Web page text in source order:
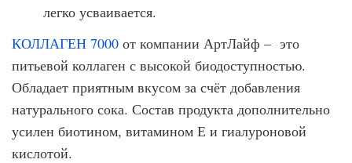
легко усваивается.
КОЛЛАГЕН 7000 от компании АртЛайф – это
питьевой коллаген с высокой биодоступностью.
Обладает приятным вкусом за счёт добавления
натурального сока. Состав продукта дополнительно
усилен биотином, витамином Е и гиалуроновой
кислотой.